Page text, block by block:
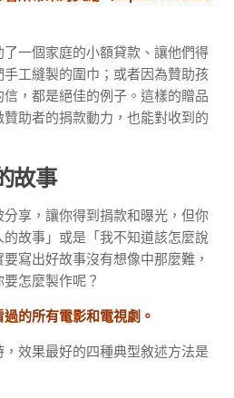
一個家庭的小額貸款、讓他們得
工縫製的圍巾；或者因為贊助孩
，都是絕佳的例子。這樣的贈品
贊助者的捐款動力，也能對收到的
故事
享，讓你得到捐款和曝光，但你
故事」或是「我不知道該怎麼說
寫出好故事沒有想像中那麼難，
怎麼製作呢？
的所有電影和電視劇。
效果最好的四種典型敘述方法是